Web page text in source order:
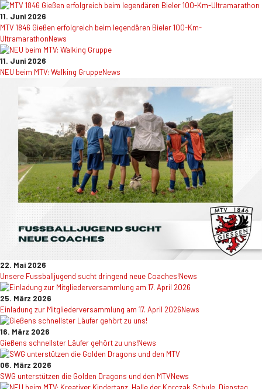
11. Juni 2026
MTV 1846 Gießen erfolgreich beim legendären Bieler 100-Km-
UltramarathonNews
11. Juni 2026
NEU beim MTV: Walking GruppeNews
22. Mai 2026
Unsere Fussballjugend sucht dringend neue Coaches!News
25. März 2026
Einladung zur Mitgliederversammlung am 17. April 2026News
16. März 2026
Gießens schnellster Läufer gehört zu uns!News
06. März 2026
SWG unterstützen die Golden Dragons und den MTVNews